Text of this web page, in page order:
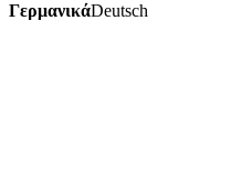
ΓερμανικάDeutsch